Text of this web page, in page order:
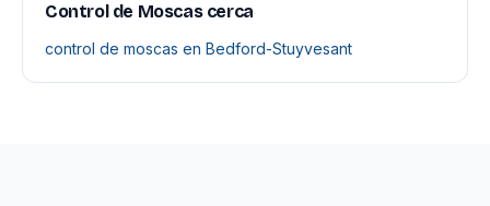
Control de Moscas cerca
control de moscas en Bedford-Stuyvesant